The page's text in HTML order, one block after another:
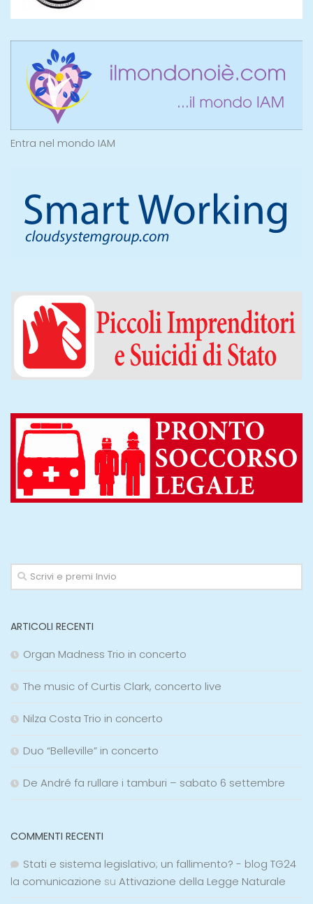
Entra nel mondo IAM
ARTICOLI RECENTI
Organ Madness Trio in concerto
The music of Curtis Clark, concerto live
Nilza Costa Trio in concerto
Duo “Belleville” in concerto
De André fa rullare i tamburi – sabato 6 settembre
COMMENTI RECENTI
Stati e sistema legislativo; un fallimento? - blog TG24
la comunicazione su Attivazione della Legge Naturale